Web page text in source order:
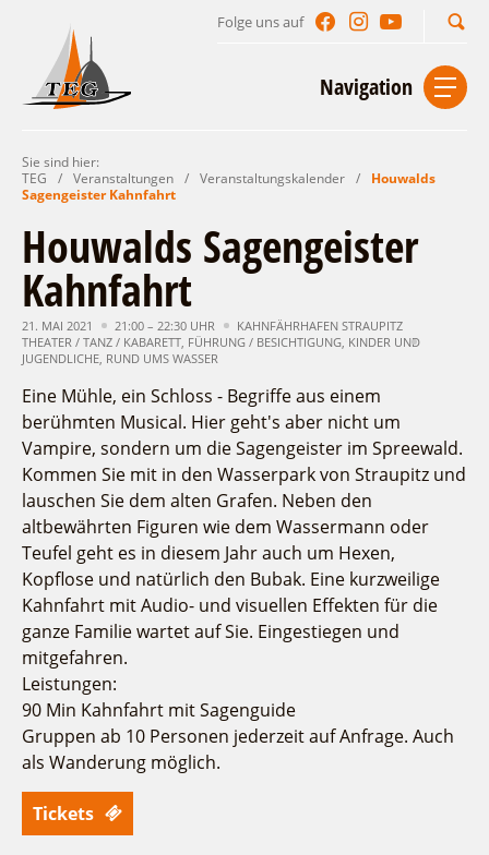
Folge uns auf
Navigation
Start Kontakt
Urlaub im Leichhardt Land
Reisegebiet
Lieblingsorte
Freizeit und Erholung
Auf & im Wasser
Per Rad
Zu Fuß
Aktiverlebnisse
Einkaufen
Sehenswertes
Naturlehrpfad Ludwig Leichhardt
Buchbare Angebote
Individuell
Gruppen
Touristinformationen
Fremdenverkehrsvereine
Ludwig Leichhardt
Kahnfahrten
Fahrgastschiff
Unterkünfte finden
Gastgeberverzeichnis
Gastronomie
Camping
Leichhardt“
Spreewälder Seecamping
Campingplatz am Mochowsee
Campingplatz Jessern
Veranstaltungen
Veranstaltungskalender
Veranstaltungshöhepunkte
Wirtschaftsförderung
Regionalentwicklung
SPOT
Bürgerbus
Naturwelt Lieberoser Heide
Q-Gemeinde Schwielochsee
Staatlich anerkannter Erholungsort Goyatz
Mein Brandenburg – Infostelen
Unternehmensbetreuung
ILB
Service
Über uns
Team
Aktuelles
Infomaterial
Warenkorb
Sie sind hier:
TEG
/ Veranstaltungen / Veranstaltungskalender /
Houwalds
Sagengeister Kahnfahrt
Houwalds Sagengeister
Kahnfahrt
21. MAI 2021 21:00 – 22:30 UHR
KAHNFÄHRHAFEN STRAUPITZ
THEATER / TANZ / KABARETT, FÜHRUNG / BESICHTIGUNG, KINDER UND
JUGENDLICHE, RUND UMS WASSER
Eine Mühle, ein Schloss - Begriffe aus einem
berühmten Musical. Hier geht's aber nicht um
Vampire, sondern um die Sagengeister im Spreewald.
Kommen Sie mit in den Wasserpark von Straupitz und
lauschen Sie dem alten Grafen. Neben den
altbewährten Figuren wie dem Wassermann oder
Teufel geht es in diesem Jahr auch um Hexen,
Kopflose und natürlich den Bubak. Eine kurzweilige
Kahnfahrt mit Audio- und visuellen Effekten für die
ganze Familie wartet auf Sie. Eingestiegen und
mitgefahren.
Leistungen:
90 Min Kahnfahrt mit Sagenguide
Gruppen ab 10 Personen jederzeit auf Anfrage. Auch
als Wanderung möglich.
Tickets